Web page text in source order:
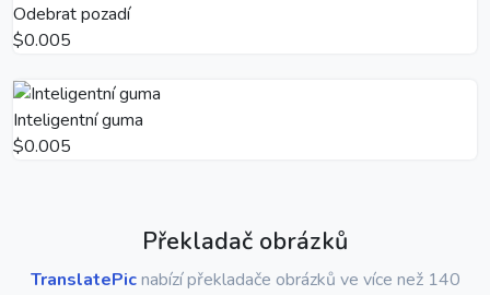
Odebrat pozadí
$0.005
Inteligentní guma
$0.005
Překladač obrázků
TranslatePicnabízí překladače obrázků ve více než 140